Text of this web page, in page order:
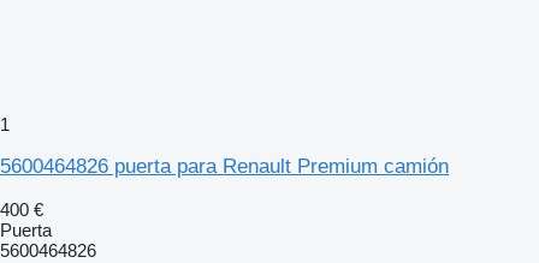
1
5600464826 puerta para Renault Premium camión
400 €
Puerta
5600464826